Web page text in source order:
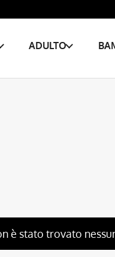
ADULTO
è stato trovato